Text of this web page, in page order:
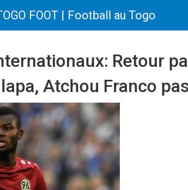
FOOT | Football au Togo
Retour
Atchou Franco